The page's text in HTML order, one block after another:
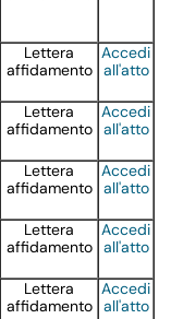
Lettera
affidamento
Accedi
all'atto
Lettera
affidamento
Accedi
all'atto
Lettera
affidamento
Accedi
all'atto
Lettera
affidamento
Accedi
all'atto
Lettera
affidamento
Accedi
all'atto